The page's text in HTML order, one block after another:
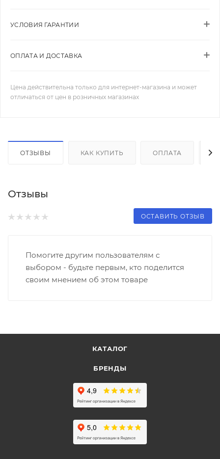
УСЛОВИЯ ГАРАНТИИ
ОПЛАТА И ДОСТАВКА
Цена действительна только для интернет-магазина и может
отличаться от цен в розничных магазинах
ОТЗЫВЫ КАК КУПИТЬ ОПЛАТА
Отзывы
ОСТАВИТЬ ОТЗЫВ
Помогите другим пользователям с
выбором - будьте первым, кто поделится
своим мнением об этом товаре
КАТАЛОГ
БРЕНДЫ